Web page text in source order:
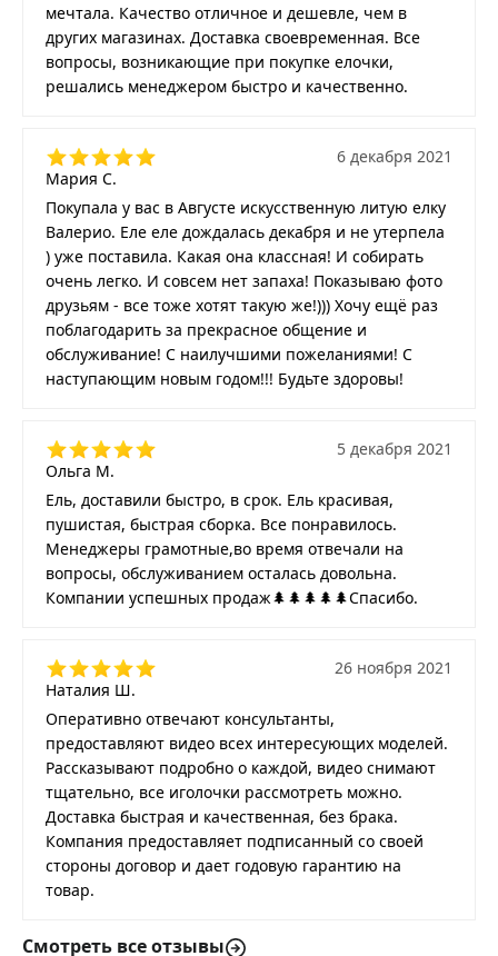
мечтала. Качество отличное и дешевле, чем в
других магазинах. Доставка своевременная. Все
вопросы, возникающие при покупке елочки,
решались менеджером быстро и качественно.
Мария С.
6 декабря 2021
Покупала у вас в Августе искусственную литую елку
Валерио. Еле еле дождалась декабря и не утерпела
) уже поставила. Какая она классная! И собирать
очень легко. И совсем нет запаха! Показываю фото
друзьям - все тоже хотят такую же!))) Хочу ещё раз
поблагодарить за прекрасное общение и
обслуживание! С наилучшими пожеланиями! С
наступающим новым годом!!! Будьте здоровы!
Ольга М.
5 декабря 2021
Ель, доставили быстро, в срок. Ель красивая,
пушистая, быстрая сборка. Все понравилось.
Менеджеры грамотные,во время отвечали на
вопросы, обслуживанием осталась довольна.
Компании успешных продаж🌲🌲🌲🌲🌲Спасибо.
Наталия Ш.
26 ноября 2021
Оперативно отвечают консультанты,
предоставляют видео всех интересующих моделей.
Рассказывают подробно о каждой, видео снимают
тщательно, все иголочки рассмотреть можно.
Доставка быстрая и качественная, без брака.
Компания предоставляет подписанный со своей
стороны договор и дает годовую гарантию на
товар.
Смотреть все отзывы